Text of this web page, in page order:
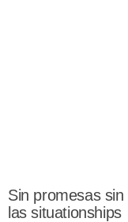
Sin promesas
las situationships